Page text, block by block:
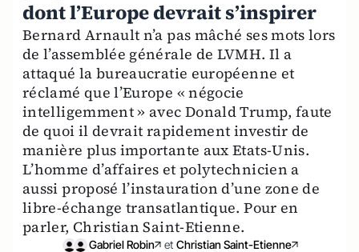
dont l’Europe devrait s’inspirer
Bernard Arnault n’a pas mâché ses mots lors
de l’assemblée générale de LVMH. Il a
attaqué la bureaucratie européenne et
réclamé que l’Europe « négocie
intelligemment » avec Donald Trump, faute
de quoi il devrait rapidement investir de
manière plus importante aux Etats-Unis.
L’homme d’affaires et polytechnicien a
aussi proposé l’instauration d’une zone de
libre-échange transatlantique. Pour en
parler, Christian Saint-Etienne.
Gabriel Robin et Christian Saint-Etienne